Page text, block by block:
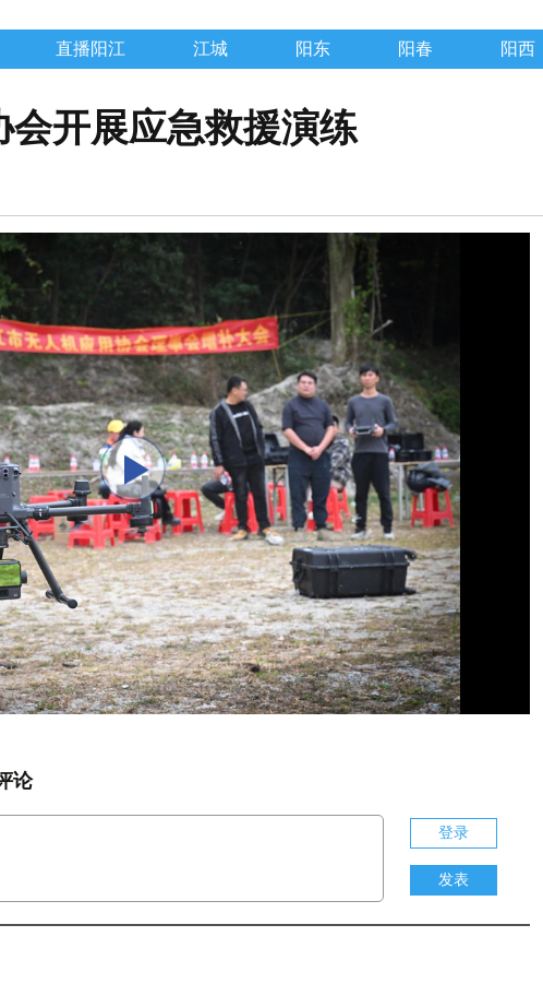
直播阳江 江城 阳东 阳春 阳西
会开展应急救援演练
Play
Video
论
登录
发表